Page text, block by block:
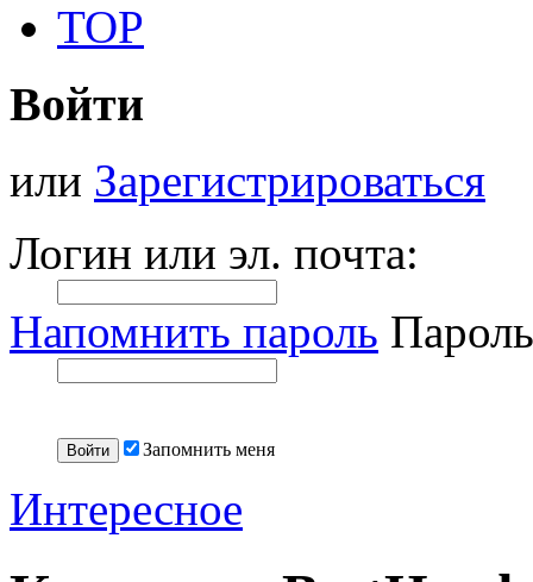
TOP
Войти
или Зарегистрироваться
Логин или эл. почта:
Напомнить пароль
Запомнить меня
Интересное